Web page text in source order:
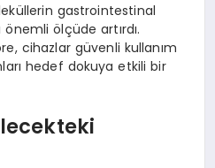
gastrointestinal
önemli ölçüde artırdı.
cihazlar güvenli kullanım
hedef dokuya etkili bir